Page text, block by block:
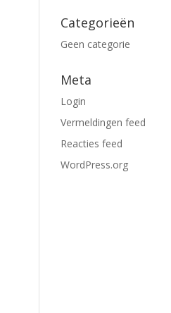
Categorieën
Geen categorie
Meta
Login
Vermeldingen feed
Reacties feed
WordPress.org